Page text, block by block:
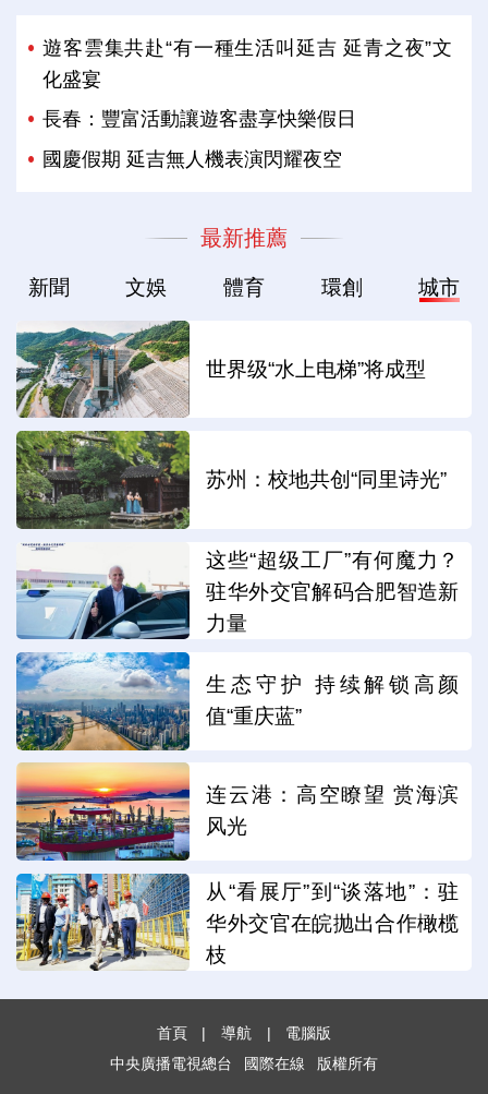
遊客雲集共赴“有一種生活叫延吉 延青之夜”文
化盛宴
長春：豐富活動讓遊客盡享快樂假日
國慶假期 延吉無人機表演閃耀夜空
最新推薦
新聞 文娛 體育 環創 城市
世界级“水上电梯”将成型
苏州：校地共创“同里诗光”
这些“超级工厂”有何魔力？
驻华外交官解码合肥智造新
力量
生态守护 持续解锁高颜
值“重庆蓝”
连云港：高空瞭望 赏海滨
风光
从“看展厅”到“谈落地”：驻
华外交官在皖抛出合作橄榄
枝
首頁 | 導航 |
電腦版
中央廣播電視總台
國際在線 版權所有